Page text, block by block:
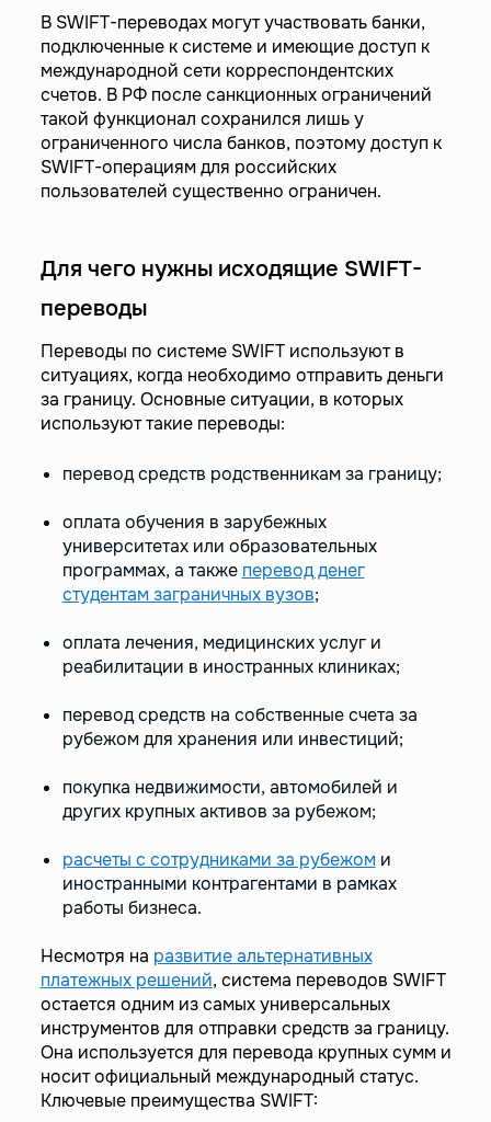
В SWIFT-переводах могут участвовать банки,
подключенные к системе и имеющие доступ к
международной сети корреспондентских
счетов. В РФ после санкционных ограничений
такой функционал сохранился лишь у
ограниченного числа банков, поэтому доступ к
SWIFT-операциям для российских
пользователей существенно ограничен.
Для чего нужны исходящие SWIFT-
переводы
Переводы по системе SWIFT используют в
ситуациях, когда необходимо отправить деньги
за границу. Основные ситуации, в которых
используют такие переводы:
перевод средств родственникам за границу;
оплата обучения в зарубежных
университетах или образовательных
программах, а также перевод денег
студентам заграничных вузов;
оплата лечения, медицинских услуг и
реабилитации в иностранных клиниках;
перевод средств на собственные счета за
рубежом для хранения или инвестиций;
покупка недвижимости, автомобилей и
других крупных активов за рубежом;
расчеты с сотрудниками за рубежоми
иностранными контрагентами в рамках
работы бизнеса.
Несмотря на развитие альтернативных
платежных решений, система переводов SWIFT
остается одним из самых универсальных
инструментов для отправки средств за границу.
Она используется для перевода крупных сумм и
носит официальный международный статус.
Ключевые преимущества SWIFT: